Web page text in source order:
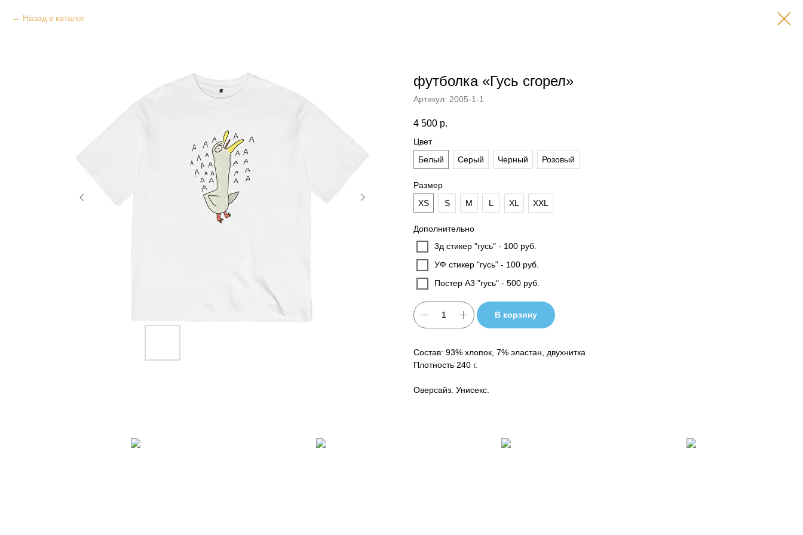
Назад в каталог
футболка «Гусь сгорел»
Артикул: 2005-1-1
4 500 р.
Цвет
Белый
Серый Черный Розовый
Размер
XS
S M L XL XXL
Дополнительно
3д стикер "гусь" - 100 руб.
УФ стикер "гусь" - 100 руб.
Постер А3 "гусь" - 500 руб.
В корзину
Состав: 93% хлопок, 7% эластан, двухнитка
Плотность 240 г.
Оверсайз. Унисекс.